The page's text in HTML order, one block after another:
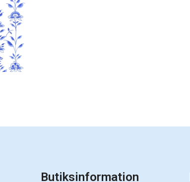
Butiksinformation